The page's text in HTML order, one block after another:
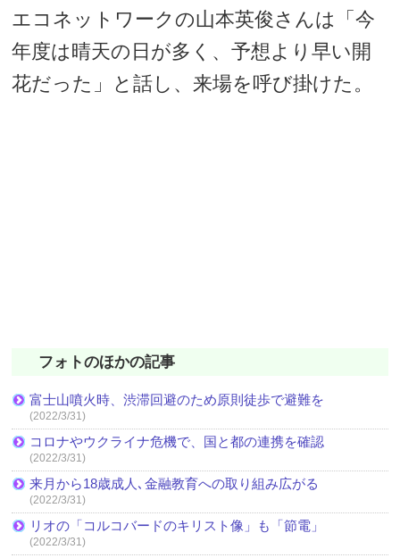
エコネットワークの山本英俊さんは「今
年度は晴天の日が多く、予想より早い開
花だった」と話し、来場を呼び掛けた。
フォトのほかの記事
富士山噴火時、渋滞回避のため原則徒歩で避難を
(2022/3/31)
コロナやウクライナ危機で、国と都の連携を確認
(2022/3/31)
来月から18歳成人､金融教育への取り組み広がる
(2022/3/31)
リオの「コルコバードのキリスト像」も「節電」
(2022/3/31)